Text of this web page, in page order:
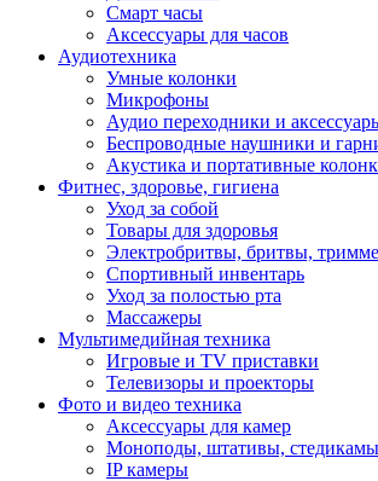
Смарт часы
Аксессуары для часов
Аудиотехника
Умные колонки
Микрофоны
Аудио переходники и
Беспроводные наушники и
Акустика и портативные
Фитнес, здоровье, гигиена
Уход за собой
Товары для здоровья
Электробритвы, бритвы,
Спортивный инвентарь
Уход за полостью рта
Массажеры
Мультимедийная техника
Игровые и TV приставки
Телевизоры и проекторы
Фото и видео техника
Аксессуары для камер
Моноподы, штативы, стедикамы
IP камеры